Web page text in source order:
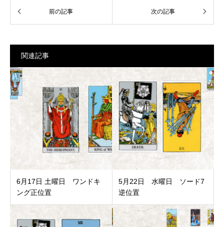
関連記事
6月17日 土曜日 ワンドキ
ング正位置
5月22日 水曜日 ソード7
逆位置